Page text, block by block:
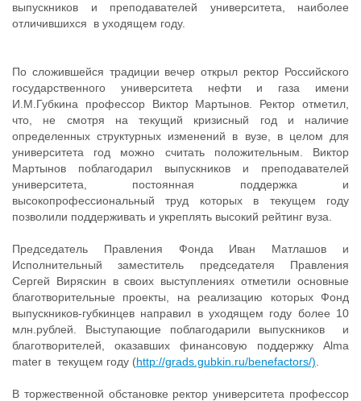
выпускников и преподавателей университета, наиболее
отличившихся в уходящем году.
По сложившейся традиции вечер открыл ректор Российского
государственного университета нефти и газа имени
И.М.Губкина профессор Виктор Мартынов. Ректор отметил,
что, не смотря на текущий кризисный год и наличие
определенных структурных изменений в вузе, в целом для
университета год можно считать положительным. Виктор
Мартынов поблагодарил выпускников и преподавателей
университета, постоянная поддержка и
высокопрофессиональный труд которых в текущем году
позволили поддерживать и укреплять высокий рейтинг вуза.
Председатель Правления Фонда Иван Матлашов и
Исполнительный заместитель председателя Правления
Сергей Виряскин в своих выступлениях отметили основные
благотворительные проекты, на реализацию которых Фонд
выпускников-губкинцев направил в уходящем году более 10
млн.рублей. Выступающие поблагодарили выпускников и
благотворителей, оказавших финансовую поддержку Alma
mater в текущем году (http://grads.gubkin.ru/benefactors/)
В торжественной обстановке ректор университета профессор